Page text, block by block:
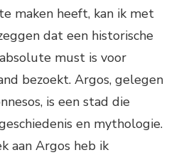
maken heeft, kan ik met
dat een historische
must is voor
bezoekt. Argos, gelegen
is een stad die
en mythologie.
aan Argos heb ik